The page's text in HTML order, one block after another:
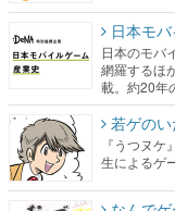
若ゲの
『うつヌケ
生によるゲ
なんで
ゲーム開
な形から解